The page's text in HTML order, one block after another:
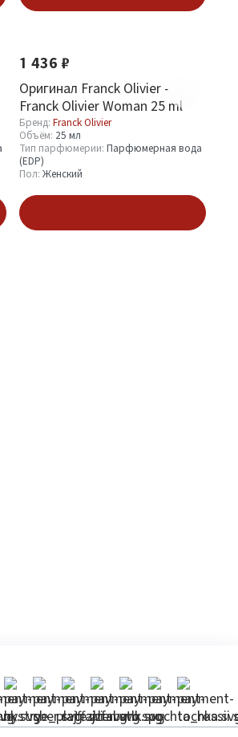
1 436 ₽
Оригинал Franck Olivier -
Franck Olivier Woman 25 ml
Бренд: Franck Olivier
Объём: 25 мл
Тип парфюмерии: Парфюмерная вода
(EDP)
Пол: Женский